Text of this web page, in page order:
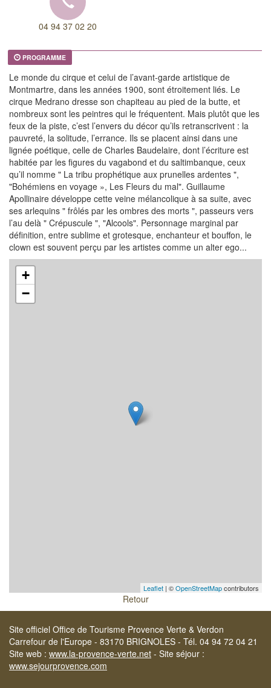
04 94 37 02 20
PROGRAMME
Le monde du cirque et celui de l’avant-garde artistique de
Montmartre, dans les années 1900, sont étroitement liés. Le
cirque Medrano dresse son chapiteau au pied de la butte, et
nombreux sont les peintres qui le fréquentent. Mais plutôt que les
feux de la piste, c’est l’envers du décor qu’ils retranscrivent : la
pauvreté, la solitude, l’errance. Ils se placent ainsi dans une
lignée poétique, celle de Charles Baudelaire, dont l’écriture est
habitée par les figures du vagabond et du saltimbanque, ceux
qu’il nomme " La tribu prophétique aux prunelles ardentes ",
"Bohémiens en voyage », Les Fleurs du mal". Guillaume
Apollinaire développe cette veine mélancolique à sa suite, avec
ses arlequins " frôlés par les ombres des morts ", passeurs vers
l’au delà " Crépuscule ", "Alcools". Personnage marginal par
définition, entre sublime et grotesque, enchanteur et bouffon, le
clown est souvent perçu par les artistes comme un alter ego...
+
−
Leaflet | ©OpenStreetMapcontributors
Retour
Site officiel Office de Tourisme Provence Verte & Verdon
Carrefour de l'Europe - 83170 BRIGNOLES - Tél. 04 94 72 04 21
Site web : www.la-provence-verte.net - Site séjour :
www.sejourprovence.com